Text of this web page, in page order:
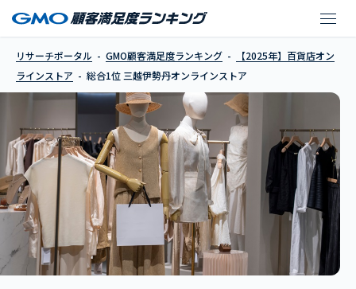
三越伊勢丹オンライン
リサーチポータル GMO顧客満足度ランキング
【2025年】百貨店オン
ラインストア
総合1位 三越伊勢丹オンラインストア